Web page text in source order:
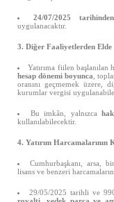
24/07/2025
uygulanacaktır.
3. Diğer Faaliyetlerden
Yatırıma fiilen başlanılan
hesap dönemi boyunca ,
oranını geçmemek üzere,
kurumlar vergisi
Bu imkân, yalnızca
kullanılabilecektir.
4. Yatırım Harcamalarının
Cumhurbaşkanı, arsa,
lisans ve benzeri
29/05/2025 tarihli ve